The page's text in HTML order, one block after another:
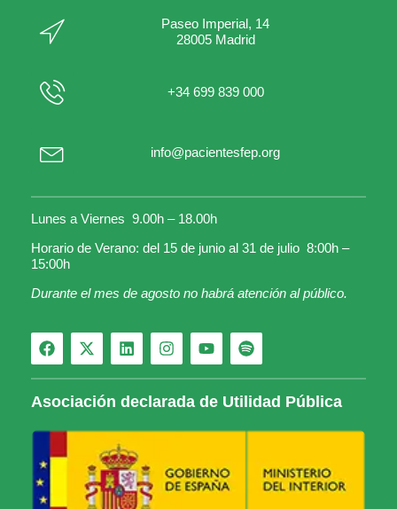
Paseo Imperial, 14
28005 Madrid
+34 699 839 000
info@pacientesfep.org
Lunes a Viernes 9.00h – 18.00h
Horario de Verano: del 15 de junio al 31 de julio 8:00h –
15:00h
Durante el mes de agosto no habrá atención al público.
Asociación declarada de Utilidad Pública